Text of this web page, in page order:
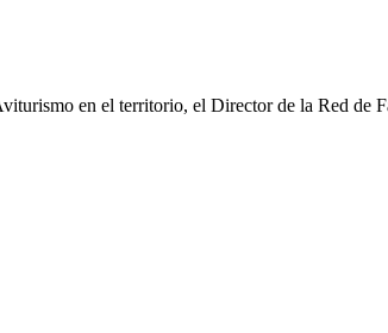
en el territorio, el Director de la Red de